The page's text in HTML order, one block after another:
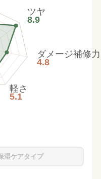
ツヤ
8.9
ダメージ補修力
4.8
軽さ
5.1
湿ケアタイプ